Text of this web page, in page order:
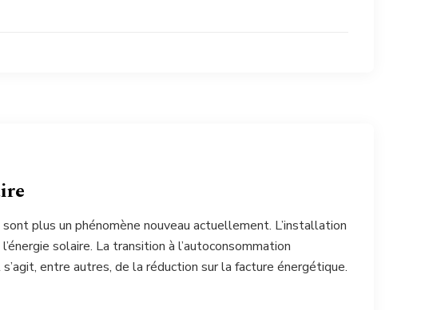
plus un phénomène nouveau actuellement. L’installation
solaire. La transition à l’autoconsommation
entre autres, de la réduction sur la facture énergétique.